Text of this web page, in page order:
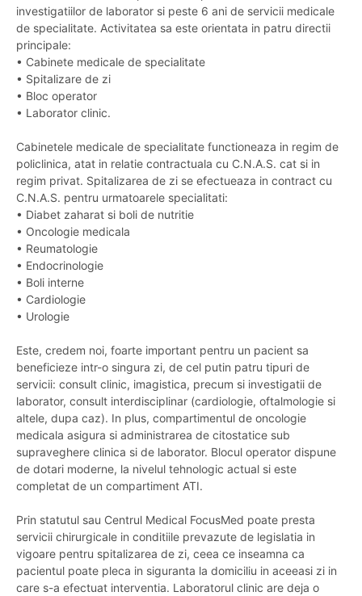
investigatiilor de laborator si peste 6 ani de servicii medicale
de specialitate. Activitatea sa este orientata in patru directii
principale:
• Cabinete medicale de specialitate
• Spitalizare de zi
• Bloc operator
• Laborator clinic.
Cabinetele medicale de specialitate functioneaza in regim de
policlinica, atat in relatie contractuala cu C.N.A.S. cat si in
regim privat. Spitalizarea de zi se efectueaza in contract cu
C.N.A.S. pentru urmatoarele specialitati:
• Diabet zaharat si boli de nutritie
• Oncologie medicala
• Reumatologie
• Endocrinologie
• Boli interne
• Cardiologie
• Urologie
Este, credem noi, foarte important pentru un pacient sa
beneficieze intr-o singura zi, de cel putin patru tipuri de
servicii: consult clinic, imagistica, precum si investigatii de
laborator, consult interdisciplinar (cardiologie, oftalmologie si
altele, dupa caz). In plus, compartimentul de oncologie
medicala asigura si administrarea de citostatice sub
supraveghere clinica si de laborator. Blocul operator dispune
de dotari moderne, la nivelul tehnologic actual si este
completat de un compartiment ATI.
Prin statutul sau Centrul Medical FocusMed poate presta
servicii chirurgicale in conditiile prevazute de legislatia in
vigoare pentru spitalizarea de zi, ceea ce inseamna ca
pacientul poate pleca in siguranta la domiciliu in aceeasi zi in
care s-a efectuat interventia. Laboratorul clinic are deja o